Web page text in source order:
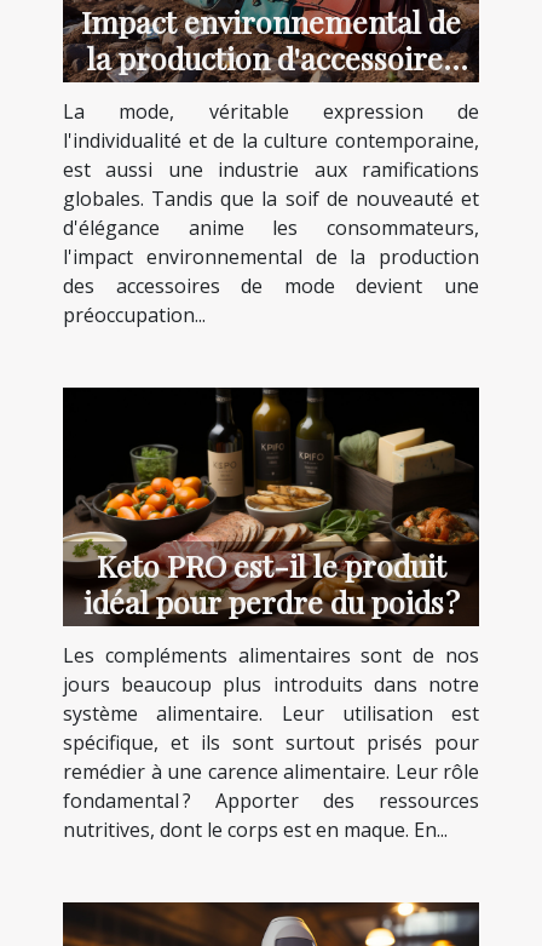
Impact environnemental de
la production d'accessoires
de mode
La mode, véritable expression de
l'individualité et de la culture contemporaine,
est aussi une industrie aux ramifications
globales. Tandis que la soif de nouveauté et
d'élégance anime les consommateurs,
l'impact environnemental de la production
des accessoires de mode devient une
préoccupation...
Keto PRO est-il le produit
idéal pour perdre du poids ?
Les compléments alimentaires sont de nos
jours beaucoup plus introduits dans notre
système alimentaire. Leur utilisation est
spécifique, et ils sont surtout prisés pour
remédier à une carence alimentaire. Leur rôle
fondamental ? Apporter des ressources
nutritives, dont le corps est en maque. En...